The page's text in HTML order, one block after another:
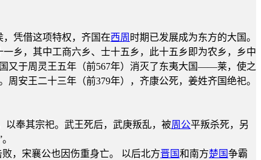
凭借这项特权，齐国在西周 时期已发展成为东方的大国。
乡，其中工商六乡、士十五乡，此十五乡即为农乡，乡中
又于周灵王五年（前567年）消灭了东夷大国——莱，使之
安王二十三年（前379年），齐康公死，姜姓齐国绝祀。
以奉其宗祀。武王死后，武庚叛乱，被周公平叛杀死，另
，宋襄公也因伤重身亡。 以后北方晋国和南方楚国争霸